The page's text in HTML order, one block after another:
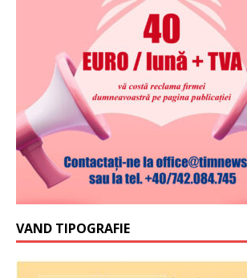
VAND TIPOGRAFIE